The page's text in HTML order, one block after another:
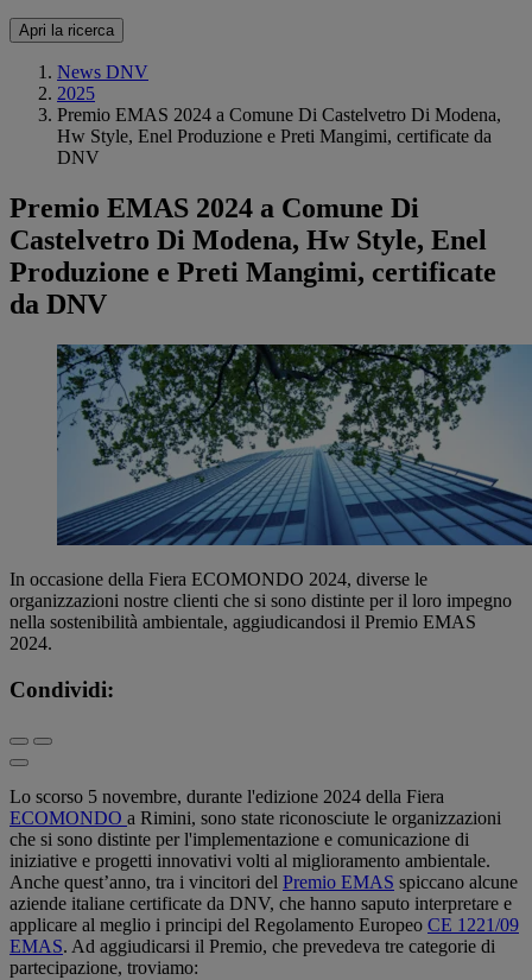
Apri la ricerca
News DNV
2025
Premio EMAS 2024 a Comune Di Castelvetro Di Modena,
Hw Style, Enel Produzione e Preti Mangimi, certificate da
DNV
Premio EMAS 2024 a Comune Di
Castelvetro Di Modena, Hw Style, Enel
Produzione e Preti Mangimi, certificate
da DNV
In occasione della Fiera ECOMONDO 2024, diverse le
organizzazioni nostre clienti che si sono distinte per il loro impegno
nella sostenibilità ambientale, aggiudicandosi il Premio EMAS
2024.
Condividi:
Lo scorso 5 novembre, durante l'edizione 2024 della Fiera
ECOMONDO a Rimini, sono state riconosciute le organizzazioni
che si sono distinte per l'implementazione e comunicazione di
iniziative e progetti innovativi volti al miglioramento ambientale.
Anche quest’anno, tra i vincitori del Premio EMAS spiccano alcune
aziende italiane certificate da DNV, che hanno saputo interpretare e
applicare al meglio i principi del Regolamento Europeo CE 1221/09
EMAS. Ad aggiudicarsi il Premio, che prevedeva tre categorie di
partecipazione, troviamo: